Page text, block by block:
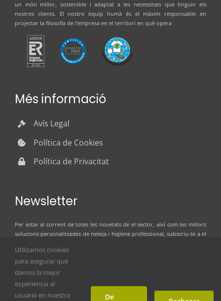
un món millor, sostenible i adaptat a les necessitats que tinguin els
nostres clients. El nostre equip humà és el màxim responsable en
projectar la filosofia de l’empresa en el territori en què opera
Més informació
Avís Legal
Política de Cookies
Política de Privacitat
Newsletter
Per estar al corrent de totes les novetats de el sector, així com les millors
solucions personalitzades de neteja i higiene professional, subscriu-te a el
Utilizamos cookies
para asegurar que
damos la mejor
experiencia al
usuario en nuestra
De